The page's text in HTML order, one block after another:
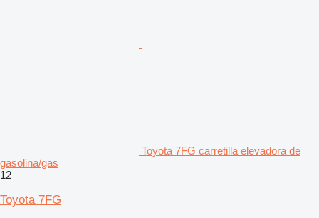
Toyota 7FG carretilla elevadora de
gasolina/gas
12
Toyota 7FG